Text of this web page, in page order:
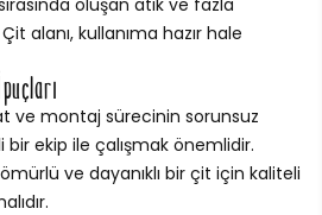
alanı, kullanıma hazır hale
ve montaj sürecinin sorunsuz
ekip ile çalışmak önemlidir.
ve dayanıklı bir çit için kaliteli